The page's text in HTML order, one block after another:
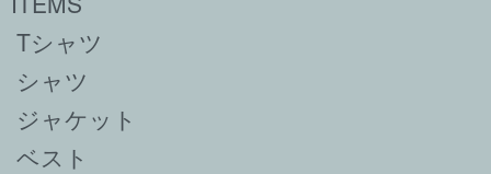
Tシャツ
シャツ
ジャケット
ベスト